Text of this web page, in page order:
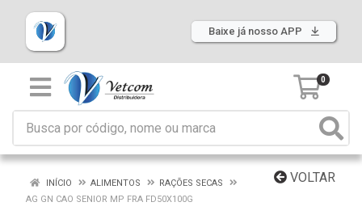
Baixe já nosso APP
0
VOLTAR
INÍCIO ALIMENTOS
RAÇÕES SECAS
AG GN CAO SENIOR MP FRA FD50X100G